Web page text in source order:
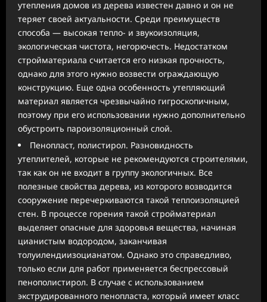
утепления домов из дерева известен давно и он не
теряет своей актуальности. Среди преимуществ
способа — высокая тепло- и звукоизоляция,
экологическая чистота, негорючесть. Недостатком
стройматериала считается его низкая прочность,
однако для этого нужно возвести ограждающую
конструкцию. Еще одна особенность утепляющий
материал является чрезвычайно гигроскопичным,
поэтому при его использовании нужно дополнительно
обустроить пароизоляционный слой.
Пенопласт, полистирол. Разновидность
утеплителей, которые не рекомендуются строителями,
так как он не входит в группу экологичных. Все
полезные свойства дерева, из которого возводится
сооружение перечеркиваются такой теплоизоляцией
стен. В процессе горения такой стройматериал
выделяет опасные для здоровья вещества, начиная
цианистым водородом, заканчивая
толуилендиизоцианатом. Однако это справедливо,
только если для работ применяется беспрессовый
пенополистирол. В случае с использованием
экструдированного пенопласта, который имеет класс